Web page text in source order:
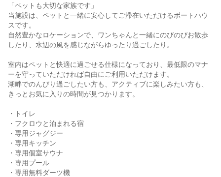
「ペットも大切な家族です」
当施設は、ペットと一緒に安心してご滞在いただけるボートハウ
スです。
自然豊かなロケーションで、ワンちゃんと一緒にのびのびお散歩
したり、水辺の風を感じながらゆったり過ごしたり。
室内はペットと快適に過ごせる仕様になっており、最低限のマナ
ーを守っていただければ自由にご利用いただけます。
湖畔でのんびり過ごしたい方も、アクティブに楽しみたい方も、
きっとお気に入りの時間が見つかります。
・トイレ
・フクロウと泊まれる宿
・専用ジャグジー
・専用キッチン
・専用個室サウナ
・専用プール
・専用無料ダーツ機